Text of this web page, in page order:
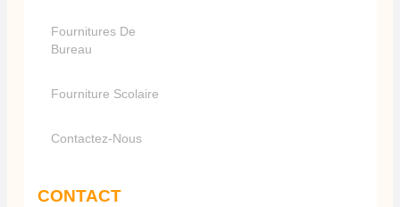
Fournitures De
Bureau
Fourniture Scolaire
Contactez-Nous
CONTACT